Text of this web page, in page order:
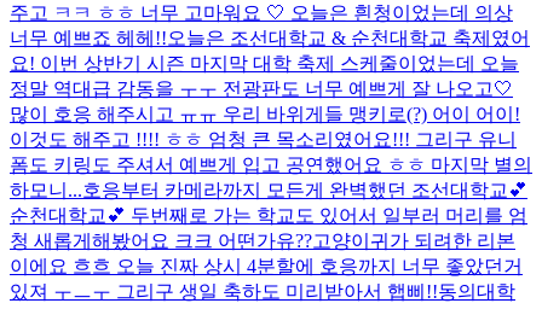
주고 ㅋㅋ ㅎㅎ 너무 고마워요 🤍 오늘은 흰청이었는데 의상
너무 예쁘죠 헤헤!!오늘은 조선대학교 & 순천대학교 축제였어
요! 이번 상반기 시즌 마지막 대학 축제 스케줄이었는데 오늘
정말 역대급 감동을 ㅜㅜ 전광판도 너무 예쁘게 잘 나오고🤍
많이 호응 해주시고 ㅠㅠ 우리 바위게들 맹키로(?) 어이 어이!
이것도 해주고 !!!! ㅎㅎ 엄청 큰 목소리였어요!!! 그리구 유니
폼도 키링도 주셔서 예쁘게 입고 공연했어요 ㅎㅎ 마지막 별의
하모니...호응부터 카메라까지 모든게 완벽했던 조선대학교💕
순천대학교💕 두번째로 가는 학교도 있어서 일부러 머리를 엄
청 새롭게해봤어요 크크 어떤가유??고양이귀가 되려한 리본
이에요 흐흐 오늘 진짜 상시 4분할에 호응까지 너무 좋았던거
있져 ㅜㅡㅜ 그리구 생일 축하도 미리받아서 햅삐!!동의대학